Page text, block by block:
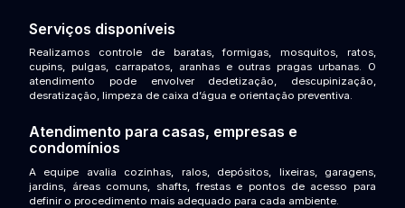
Serviços disponíveis
Realizamos controle de baratas, formigas, mosquitos, ratos,
cupins, pulgas, carrapatos, aranhas e outras pragas urbanas. O
atendimento pode envolver dedetização, descupinização,
desratização, limpeza de caixa d’água e orientação preventiva.
Atendimento para casas, empresas e
condomínios
A equipe avalia cozinhas, ralos, depósitos, lixeiras, garagens,
jardins, áreas comuns, shafts, frestas e pontos de acesso para
definir o procedimento mais adequado para cada ambiente.